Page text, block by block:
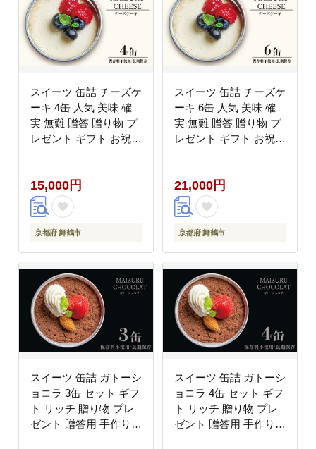
スイーツ 缶詰 チーズケ
ーキ 4缶 人気 美味 確
実 無難 贈答 贈り物 プ
レゼント ギフト お祝い
スイーツ スイーツ缶 ケ
ーキ 洋菓子 クリーム
北海道 国産 有精卵 安
全 安心 保存料無添加
15,000円
京都府 舞鶴市
スイーツ 缶詰 チーズケ
ーキ 6缶 人気 美味 確
実 無難 贈答 贈り物 プ
レゼント ギフト お祝い
スイーツ スイーツ缶 ケ
ーキ 洋菓子 クリーム
北海道 国産 有精卵 安
全 安心 保存料無添加
21,000円
京都府 舞鶴市
スイーツ 缶詰 ガトーシ
ョコラ 3缶 セット ギフ
ト リッチ 贈り物 プレ
ゼント 贈答用 手作り
スイーツ 缶詰 ガトーシ
ョコラ 4缶 セット ギフ
ト リッチ 贈り物 プレ
ゼント 贈答用 手作り